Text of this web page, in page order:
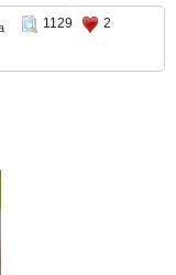
1129
2